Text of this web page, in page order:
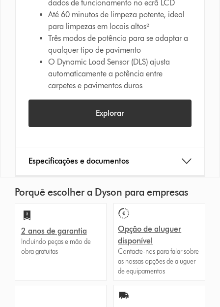
dados de funcionamento no ecrã LCD
Até 60 minutos de limpeza potente, ideal
para limpezas em locais altos²
Três modos de potência para se adaptar a
qualquer tipo de pavimento
O Dynamic Load Sensor (DLS) ajusta
automaticamente a potência entre
carpetes e pavimentos duros
Explorar
Especificações e documentos
Porquê escolher a Dyson para empresas
2 anos de garantia
Incluindo peças e mão de
obra gratuitas
Opção de aluguer
disponível
Contacte-nos para falar sobre
as nossas opções de aluguer
de equipamentos